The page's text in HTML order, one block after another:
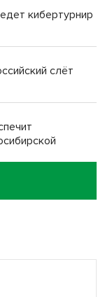
в топ-16
в Искитиме
кибертурнир
слёт